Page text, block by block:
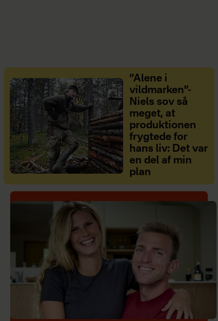
”Alene i
vildmarken”-
Niels sov så
meget, at
produktionen
frygtede for
hans liv: Det var
en del af min
plan